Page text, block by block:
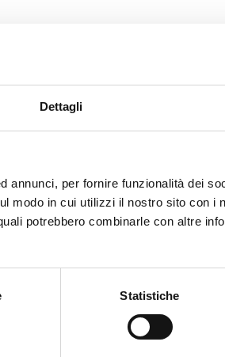
Dettagli
annunci, per fornire funzionalità dei
modo in cui utilizzi il nostro sito con i
potrebbero combinarle con altre
Statistiche